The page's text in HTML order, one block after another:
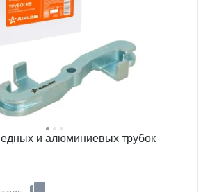
и алюминиевых трубок